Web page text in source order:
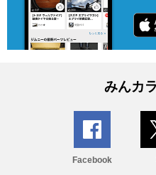
みんカ
Facebook